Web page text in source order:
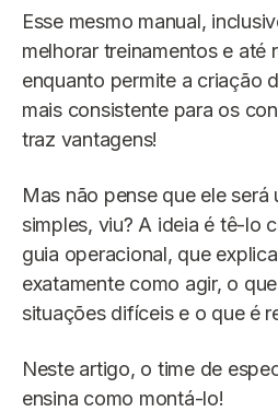
Esse mesmo manual,
melhorar treinamentos e até
enquanto permite a criação
mais consistente para os
traz vantagens!
Mas não pense que ele será
simples, viu? A ideia é tê-lo
guia operacional, que
exatamente como agir, o
situações difíceis e o que é
Neste artigo, o time de
ensina como montá-lo!